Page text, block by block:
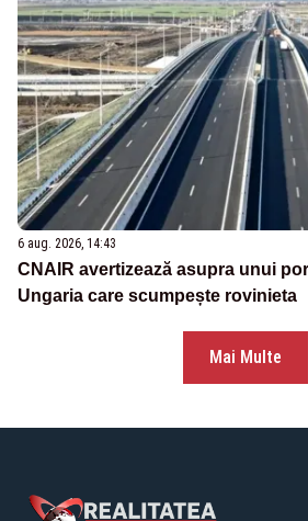
6 aug. 2026, 14:43
CNAIR avertizează asupra unui
Ungaria care scumpește rovinieta
Mai Multe